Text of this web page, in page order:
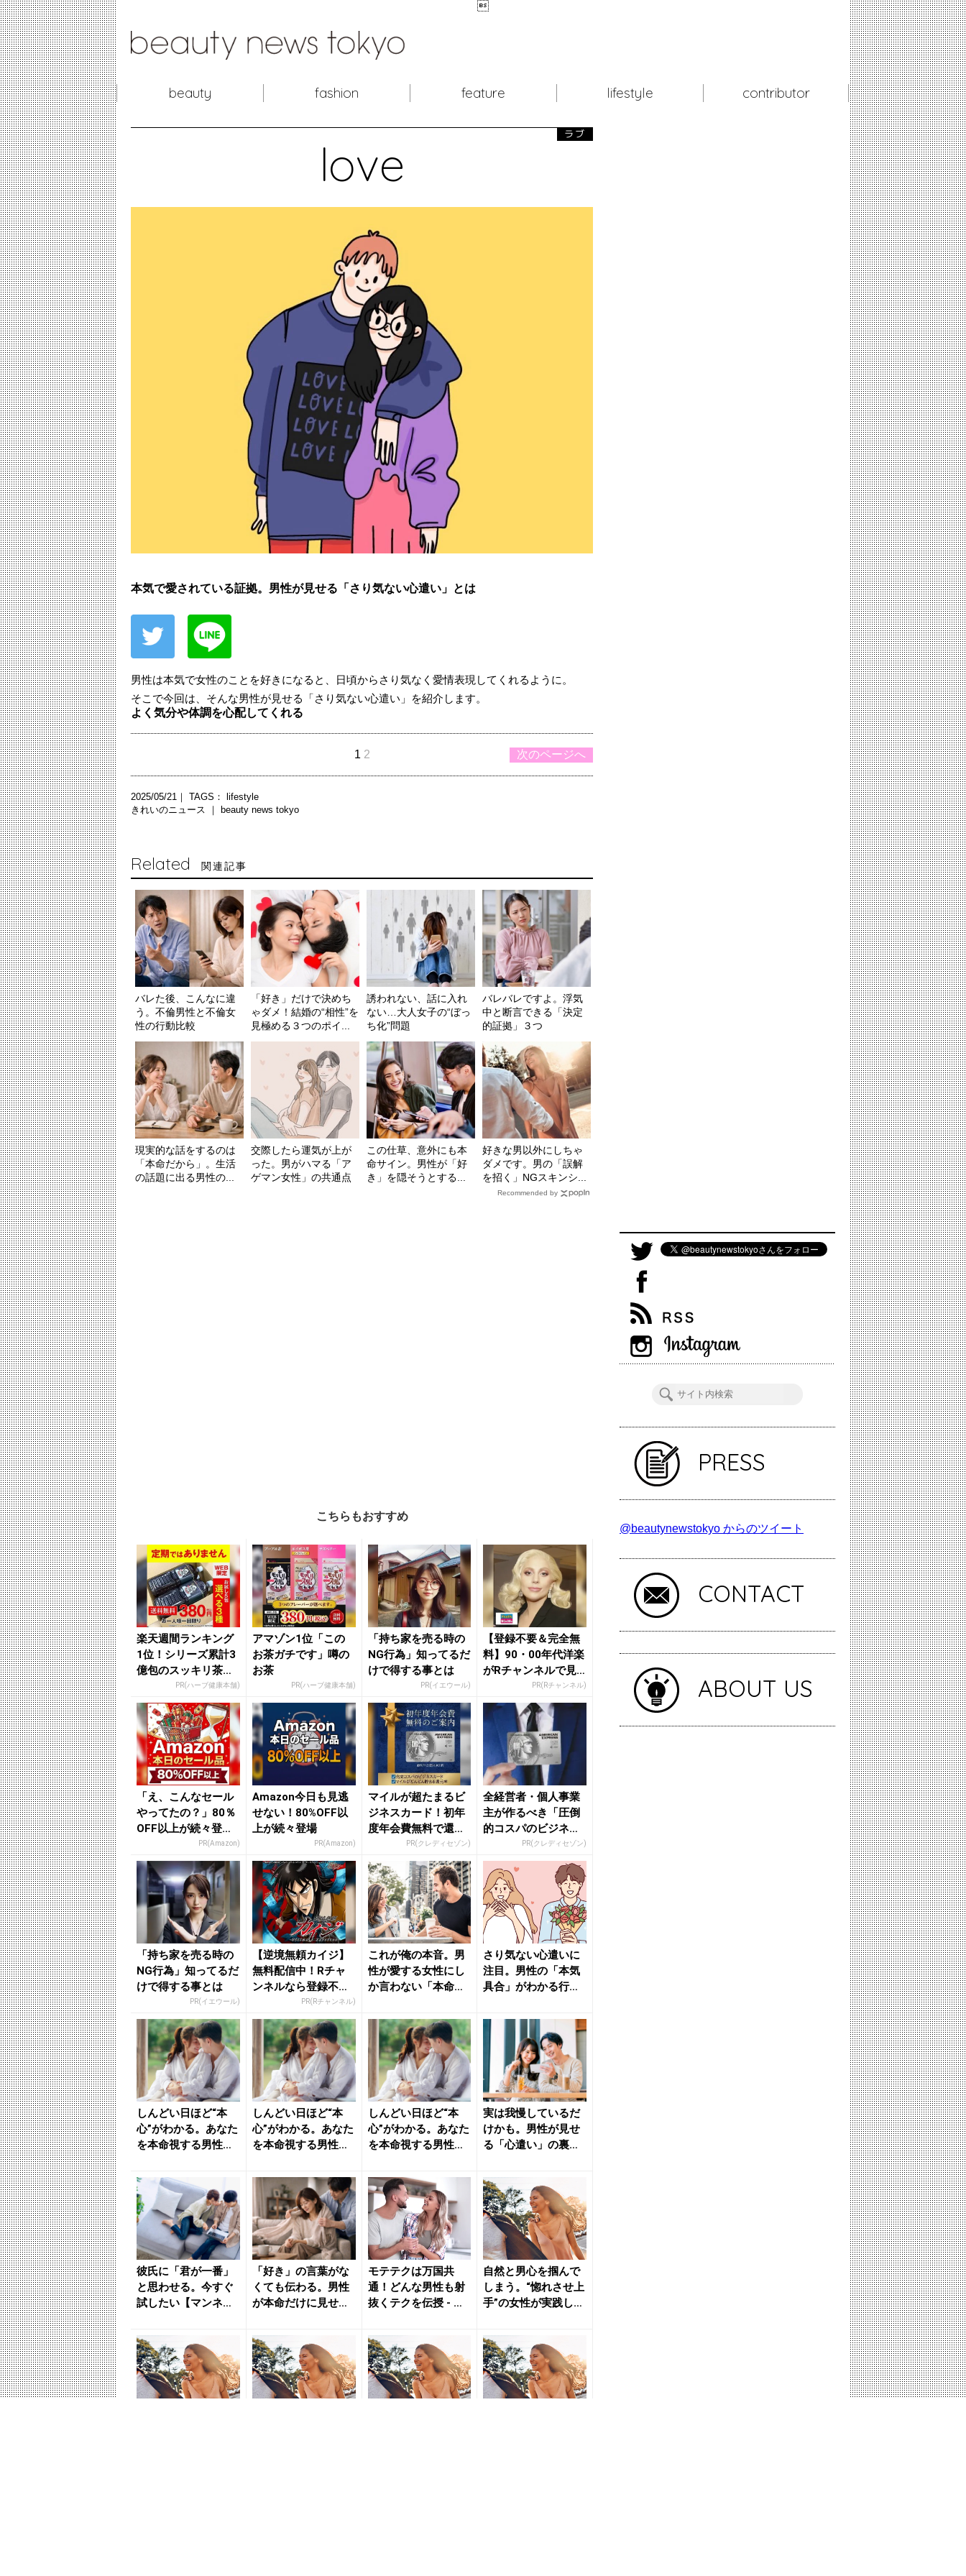

beauty fashion feature lifestyle contributor
love
ラブ
本気で愛されている証拠。男性が見せる「さり気ない心遣い」とは
男性は本気で女性のことを好きになると、日頃からさり気なく愛情表現してくれるように。
そこで今回は、そんな男性が見せる「さり気ない心遣い」を紹介します。
よく気分や体調を心配してくれる
次のページへ
1 2
2025/05/21｜ TAGS：
lifestyle
きれいのニュース ｜
beauty news tokyo
Related 関連記事
バレた後、こんなに違
う。不倫男性と不倫女
性の行動比較
「好き」だけで決めち
ゃダメ！結婚の“相性”を
見極める３つのポイ...
誘われない、話に入れ
ない…大人女子の“ぼっ
ち化”問題
バレバレですよ。浮気
中と断言できる「決定
的証拠」３つ
現実的な話をするのは
「本命だから」。生活
の話題に出る男性の...
交際したら運気が上が
った。男がハマる「ア
ゲマン女性」の共通点
この仕草、意外にも本
命サイン。男性が「好
き」を隠そうとする...
好きな男以外にしちゃ
ダメです。男の「誤解
を招く」NGスキンシ...
Recommended by
こちらもおすすめ
楽天週間ランキング
1位！シリーズ累計3
億包のスッキリ茶。
380円でお試し
PR(ハーブ健康本舗)
アマゾン1位「この
お茶ガチです」噂の
お茶
PR(ハーブ健康本舗)
「持ち家を売る時の
NG行為」知ってるだ
けで得する事とは
PR(イエウール)
【登録不要＆完全無
料】90・00年代洋楽
がRチャンネルで見
PR(Rチャンネル)
「え、こんなセール
やってたの？」80％
OFF以上が続々登
場！Amazonの本気
が...
PR(Amazon)
Amazon今日も見逃
せない！80%OFF以
上が続々登場
PR(Amazon)
マイルが超たまるビ
ジネスカード！初年
度年会費無料で還元
率最大1.125%PR(クレディセゾン)
全経営者・個人事業
主が作るべき「圧倒
的コスパのビジネス
カード」PR(クレディセゾン)
「持ち家を売る時の
NG行為」知ってるだ
けで得する事とは
PR(イエウール)
【逆境無頼カイジ】
無料配信中！Rチャ
ンネルなら登録不
PR(Rチャンネル)
これが俺の本音。男
性が愛する女性にし
か言わない「本命セ
ュー...
さり気ない心遣いに
注目。男性の「本気
具合」がわかる行動
｜b...
しんどい日ほど“本
心”がわかる。あなた
を本命視する男性が
き...
しんどい日ほど“本
心”がわかる。あなた
を本命視する男性が
き...
しんどい日ほど“本
心”がわかる。あなた
を本命視する男性が
き...
実は我慢しているだ
けかも。男性が見せ
る「心遣い」の裏に
ニュ...
彼氏に「君が一番」
と思わせる。今すぐ
試したい【マンネリ
れい...
「好き」の言葉がな
くても伝わる。男性
が本命だけに見せ
いの...
モテテクは万国共
通！どんな男性も射
抜くテクを伝授 - き
au...
自然と男心を掴んで
しまう。“惚れさせ上
手”の女性が実践して
の...
PRESS
@beautynewstokyo からのツイート
CONTACT
ABOUT US